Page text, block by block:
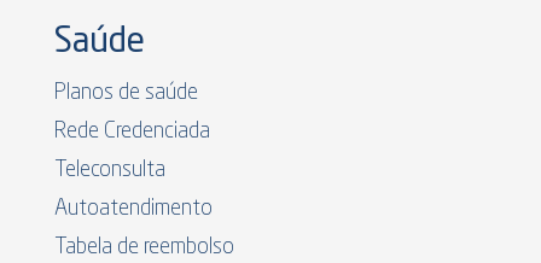
Saúde
Planos de saúde
Rede Credenciada
Teleconsulta
Autoatendimento
Tabela de reembolso